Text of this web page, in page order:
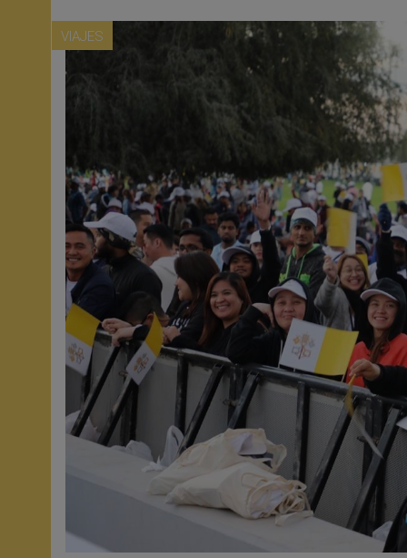
VIAJES